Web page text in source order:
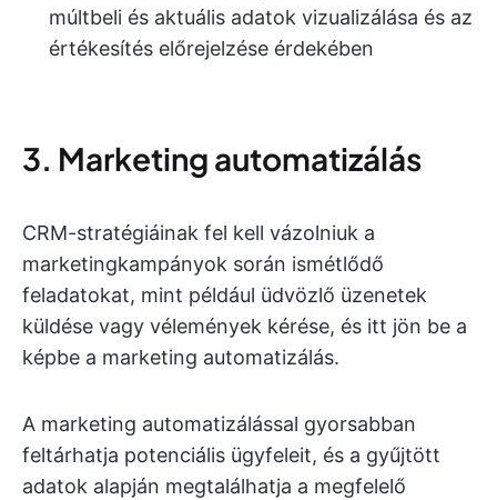
múltbeli és aktuális adatok vizualizálása és az
értékesítés előrejelzése érdekében
3. Marketing automatizálás
CRM-stratégiáinak fel kell vázolniuk a
marketingkampányok során ismétlődő
feladatokat, mint például üdvözlő üzenetek
küldése vagy vélemények kérése, és itt jön be a
képbe a marketing automatizálás.
A marketing automatizálással gyorsabban
feltárhatja potenciális ügyfeleit, és a gyűjtött
adatok alapján megtalálhatja a megfelelő